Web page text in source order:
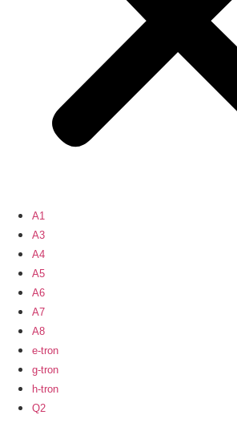
A1
A3
A4
A5
A6
A7
A8
e-tron
g-tron
h-tron
Q2